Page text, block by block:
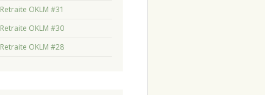
Retraite OKLM #31
Retraite OKLM #30
Retraite OKLM #28